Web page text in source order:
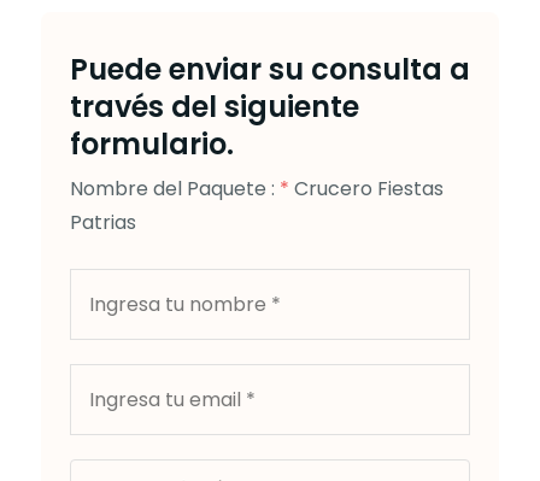
Puede enviar su consulta a
través del siguiente
formulario.
Nombre del Paquete : * Crucero Fiestas
Patrias